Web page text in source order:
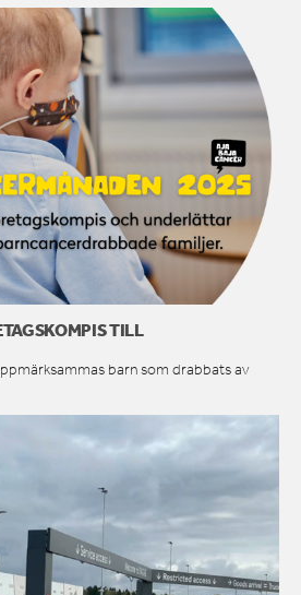
TILL
barn som drabbats av